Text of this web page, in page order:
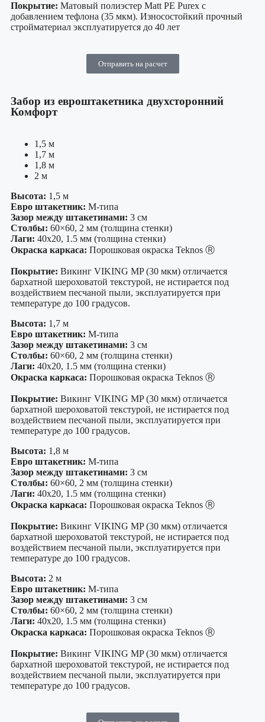
Покрытие: Матовый полиэстер Matt PE Purex с
добавлением тефлона (35 мкм). Износостойкий прочный
стройматериал эксплуатируется до 40 лет
Отправить на расчет
Забор из евроштакетника двухсторонний
Комфорт
1,5 м
1,7 м
1,8 м
2 м
Высота: 1,5 м
Евро штакетник: М-типа
Зазор между штакетинами: 3 см
Столбы: 60×60, 2 мм (толщина стенки)
Лаги: 40х20, 1.5 мм (толщина стенки)
Окраска каркаса: Порошковая окраска Teknos Ⓡ
Покрытие: Викинг VIKING MP (30 мкм) отличается
бархатной шероховатой текстурой, не истирается под
воздействием песчаной пыли, эксплуатируется при
температуре до 100 градусов.
Высота: 1,7 м
Евро штакетник: М-типа
Зазор между штакетинами: 3 см
Столбы: 60×60, 2 мм (толщина стенки)
Лаги: 40х20, 1.5 мм (толщина стенки)
Окраска каркаса: Порошковая окраска Teknos Ⓡ
Покрытие: Викинг VIKING MP (30 мкм) отличается
бархатной шероховатой текстурой, не истирается под
воздействием песчаной пыли, эксплуатируется при
температуре до 100 градусов.
Высота: 1,8 м
Евро штакетник: М-типа
Зазор между штакетинами: 3 см
Столбы: 60×60, 2 мм (толщина стенки)
Лаги: 40х20, 1.5 мм (толщина стенки)
Окраска каркаса: Порошковая окраска Teknos Ⓡ
Покрытие: Викинг VIKING MP (30 мкм) отличается
бархатной шероховатой текстурой, не истирается под
воздействием песчаной пыли, эксплуатируется при
температуре до 100 градусов.
Высота: 2 м
Евро штакетник: М-типа
Зазор между штакетинами: 3 см
Столбы: 60×60, 2 мм (толщина стенки)
Лаги: 40х20, 1.5 мм (толщина стенки)
Окраска каркаса: Порошковая окраска Teknos Ⓡ
Покрытие: Викинг VIKING MP (30 мкм) отличается
бархатной шероховатой текстурой, не истирается под
воздействием песчаной пыли, эксплуатируется при
температуре до 100 градусов.